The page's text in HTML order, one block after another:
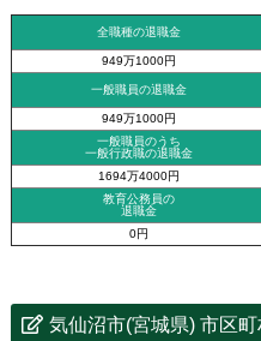
全職種の退職金
949万1000円
一般職員の退職金
949万1000円
一般職員のうち
一般行政職の退職金
1694万4000円
教育公務員の
退職金
0円
気仙沼市(宮城県) 市区